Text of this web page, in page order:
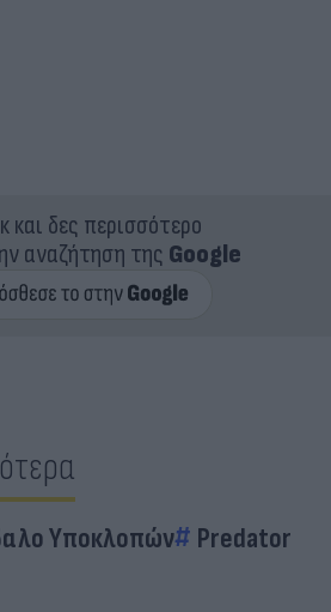
και δες περισσότερο
αναζήτηση της Google
Υποκλοπών Predator